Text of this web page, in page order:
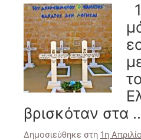
βρισκόταν στα
Δημοσιεύθηκε στη 1η